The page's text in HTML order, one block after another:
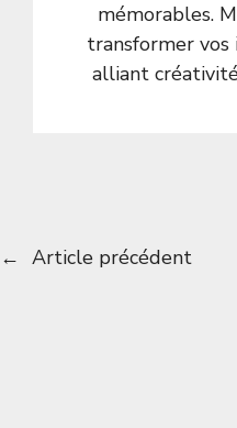
mémorables.
transformer vos
alliant
← Article précédent